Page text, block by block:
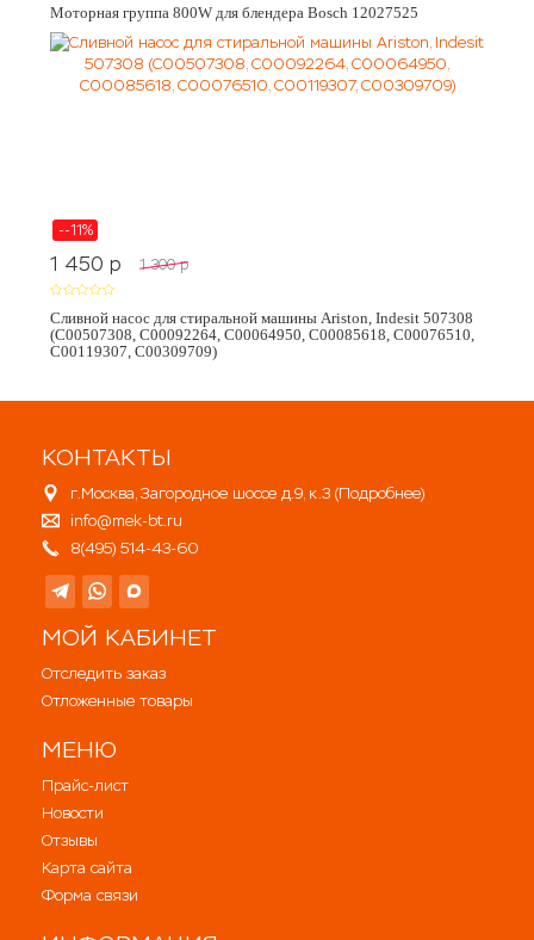
Моторная группа 800W для блендера Bosch 12027525
--11%
1 450 p 1 300 p
Сливной насос для стиральной машины Ariston, Indesit 507308
(C00507308, C00092264, C00064950, C00085618, C00076510,
C00119307, C00309709)
КОНТАКТЫ
г.Москва, Загородное шоссе д.9, к.3 (Подробнее)
info@mek-bt.ru
8(495) 514-43-60
МОЙ КАБИНЕТ
Отследить заказ
Отложенные товары
МЕНЮ
Прайс-лист
Новости
Отзывы
Карта сайта
Форма связи